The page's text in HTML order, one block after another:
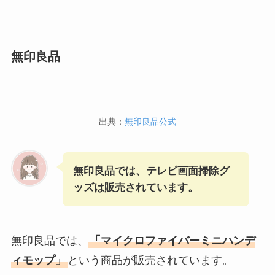
無印良品
出典： 無印良品公式
無印良品では、テレビ画面掃除グ
ッズは販売されています。
無印良品では、 「マイクロファイバーミニハンデ
ィモップ」という商品が販売されています。